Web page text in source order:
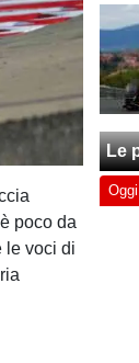
poco da
le voci di
Le
Oggi